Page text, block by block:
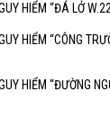
HIỂM “ĐÁ LỞ
HIỂM “CÔNG
HIỂM “ĐƯỜNG